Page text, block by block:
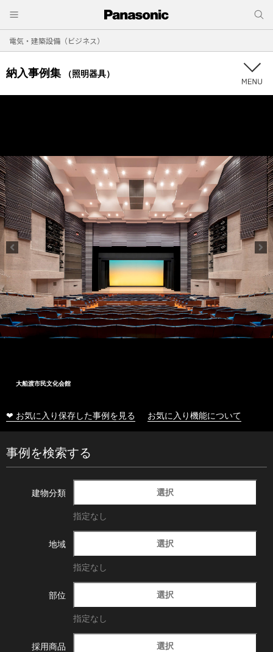
電気・建築設備（ビジネス）
納入事例集 （照明器具）
大船渡市民文化会館
❤ お気に入り保存した事例を見る お気に入り機能について
事例を検索する
建物分類 選択
指定なし
地域 選択
指定なし
部位 選択
指定なし
採用商品 選択